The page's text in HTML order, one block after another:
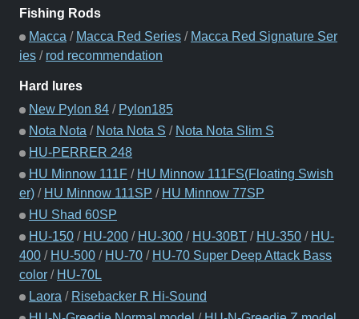
Fishing Rods
Macca / Macca Red Series / Macca Red Signature Ser
ies / rod recommendation
Hard lures
New Pylon 84 / Pylon185
Nota Nota / Nota Nota S / Nota Nota Slim S
HU-PERRER 248
HU Minnow 111F / HU Minnow 111FS(Floating Swish
er) / HU Minnow 111SP / HU Minnow 77SP
HU Shad 60SP
HU-150 / HU-200 / HU-300 / HU-30BT / HU-350 / HU-
400 / HU-500 / HU-70 / HU-70 Super Deep Attack Bass
color / HU-70L
Laora / Risebacker R Hi-Sound